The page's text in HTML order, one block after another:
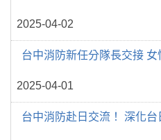
2025-04-02
台中消防新任分隊長交接
2025-04-01
台中消防赴日交流！ 深化